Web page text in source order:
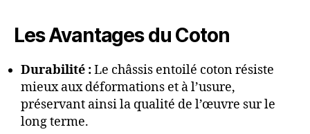
Les Avantages du Coton
Durabilité :Le châssis entoilé coton résiste
mieux aux déformations et à l’usure,
préservant ainsi la qualité de l’œuvre sur le
long terme.